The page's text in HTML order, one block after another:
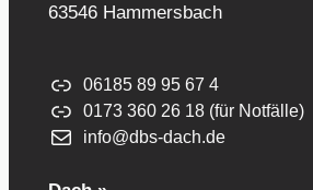
63546 Hammersbach
06185 89 95 67 4
0173 360 26 18 (für Notfälle)
info@dbs-dach.de